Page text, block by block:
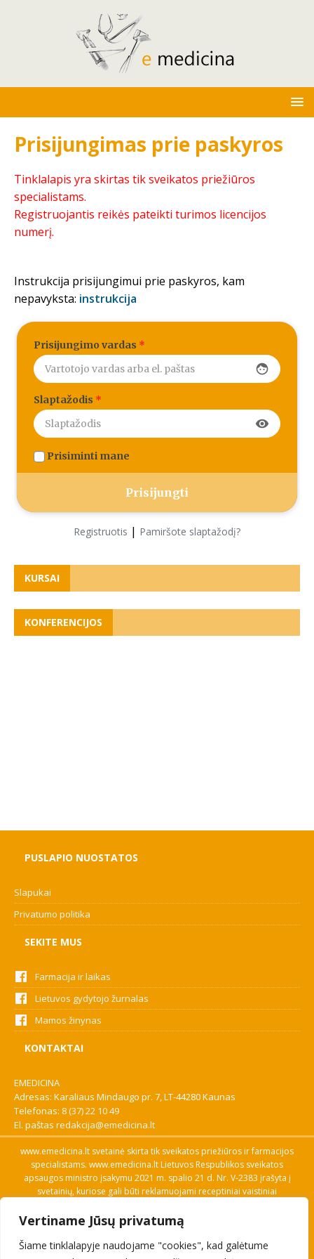
Vertiname Jūsų privatumą
Šiame tinklalapyje naudojame "cookies", kad galėtume
Prisijungimas prie paskyros
Tinklalapis yra skirtas tik sveikatos priežiūros
specialistams.
Registruojantis reikės pateikti turimos licencijos
numerį.
Instrukcija prisijungimui prie paskyros, kam
nepavyksta: instrukcija
Prisijungimo vardas *
face
Slaptažodis *
visibility
Prisiminti mane
Registruotis | Pamiršote slaptažodį?
KURSAI
KONFERENCIJOS
PUSLAPIO NUOSTATOS
Slapukai
Privatumo politika
SEKITE MUS
Farmacija ir laikas
Lietuvos gydytojo žurnalas
Mamos žinynas
KONTAKTAI
EMEDICINA
Adresas: Karaliaus Mindaugo pr. 7, LT-44280 Kaunas
Telefonas: 8 (37) 22 10 49
El. paštas redakcija@emedicina.lt
www.emedicina.lt svetainė skirta tik sveikatos priežiūros ir farmacijos
specialistams. www.emedicina.lt Lietuvos Respublikos sveikatos
apsaugos ministro įsakymu 2021 m. spalio 21 d. Nr. V-2383 įrašyta į
svetainių, kuriose gali būti reklamuojami receptiniai vaistiniai
savo profesinę kvalifikaciją. Naudingos nuorodos: Vaistų ir medicinos
pagalbos priemonių kainų paieška, VVKT tinklalapis, Sveikatos
priežiūros ar farmacijos specialisto pranešimo apie įtariamą